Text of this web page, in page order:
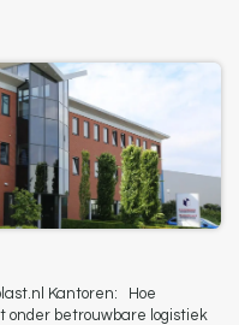
Kantoren: ​ ​​ Hoe
onder betrouwbare logistiek